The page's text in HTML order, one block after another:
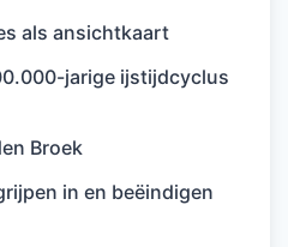
als ansichtkaart
jarige ijstijdcyclus
Broek
in en beëindigen